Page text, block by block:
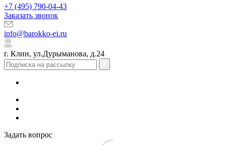
+7 (495) 790-04-43
Заказать звонок
info@barokko-ei.ru
г. Клин, ул.Дурыманова, д.24
Задать вопрос